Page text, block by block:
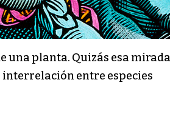
una planta. Quizás esa
entre especies